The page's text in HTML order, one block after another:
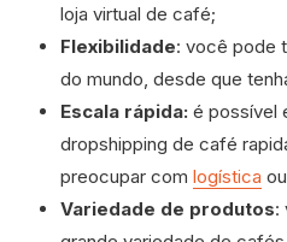
loja virtual de café;
Flexibilidade: você pode
do mundo, desde que
Escala rápida: é possível
dropshipping de café
preocupar com logística
Variedade de produtos: